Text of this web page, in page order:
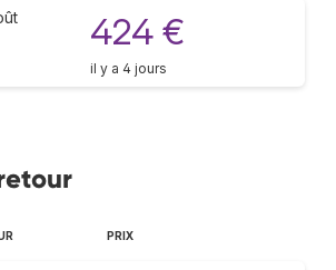
424 €
il y a 4 jours
PRIX